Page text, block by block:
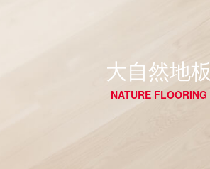
大自然地板
NATURE FLOORING